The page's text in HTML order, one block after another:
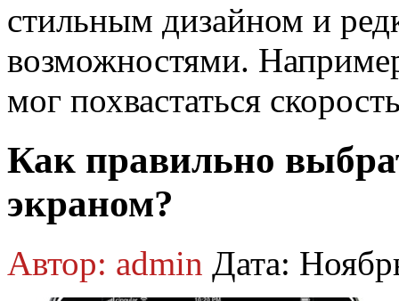
стильным дизайном и
возможностями.
мог похвастаться
Как правильно
экраном?
Автор: admin Дата: